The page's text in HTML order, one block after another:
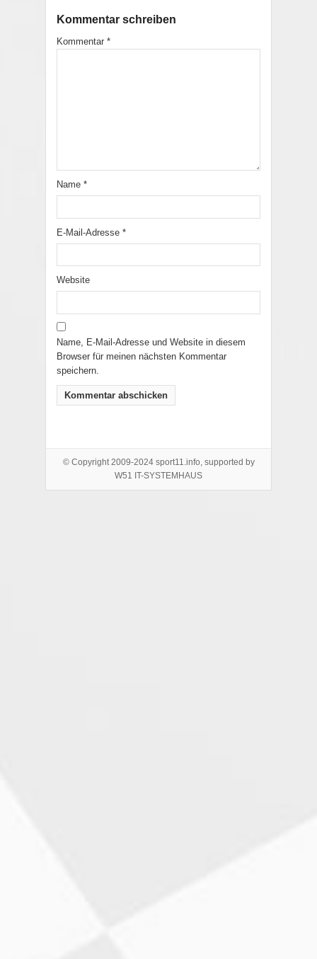
Kommentar schreiben
Kommentar *
Name *
E-Mail-Adresse *
Website
Name, E-Mail-Adresse und Website in diesem
Browser für meinen nächsten Kommentar
speichern.
© Copyright 2009-2024 sport11.info, supported by
W51 IT-SYSTEMHAUS